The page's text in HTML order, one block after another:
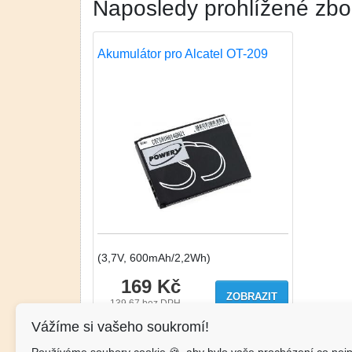
Naposledy prohlížené
Akumulátor pro Alcatel OT-209
(3,7V, 600mAh/2,2Wh)
169 Kč
139.67 bez DPH
ZOBRAZIT
Vážíme si vašeho soukromí!